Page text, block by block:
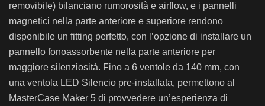
removibile) bilanciano rumorosità e airflow, e i pannelli
magnetici nella parte anteriore e superiore rendono
disponibile un fitting perfetto, con l’opzione di installare un
pannello fonoassorbente nella parte anteriore per
maggiore silenziosità. Fino a 6 ventole da 140 mm, con
una ventola LED Silencio pre-installata, permettono al
MasterCase Maker 5 di provvedere un’esperienza di